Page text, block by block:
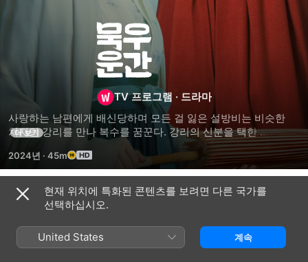
묵우운간
TV 프로그램 · 드라마
사랑하는 남편에게 배신당하며 모든 걸 잃은 설방비는 비슷한
처지인 강리를 만나 복수를 꿈꾼다. 강리의 신분을 택한
설방비가 강 씨 저택에 들어간다.
더 보기
2024년 · 45m
시즌 1
현재 위치에 특화된 콘텐츠를 보려면 다른 국가를
선택하십시오.
United States 계속